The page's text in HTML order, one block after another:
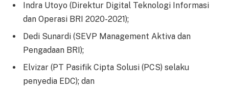
Indra Utoyo (Direktur Digital Teknologi Informasi
dan Operasi BRI 2020-2021);
Dedi Sunardi (SEVP Management Aktiva dan
Pengadaan BRI);
Elvizar (PT Pasifik Cipta Solusi (PCS) selaku
penyedia EDC); dan